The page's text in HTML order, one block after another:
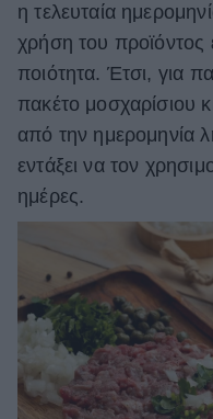
η τελευταία
χρήση του προϊόντος
ποιότητα. Έτσι, για
πακέτο μοσχαρίσιου
από την ημερομηνία
εντάξει να τον
ημέρες.